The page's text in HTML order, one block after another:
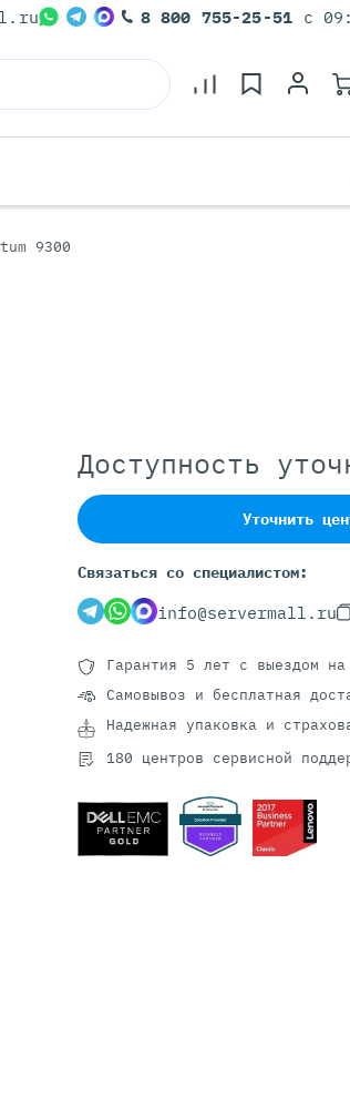
Atlas
Серверы С GPU
С GPU NVIDIA
С GPU Huawei
С 2 GPU
С 4 GPU
8 800 755-25-51 с
9300
Доступность
Уточнить
Связаться со специалистом:
info@servermall.ru
Гарантия 5 лет с выездом на
Самовывоз и бесплатная
Надежная упаковка и
180 центров сервисной